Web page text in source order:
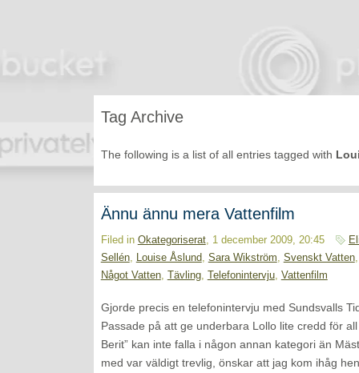
Tag Archive
The following is a list of all entries tagged with
Ännu ännu mera Vattenfilm
Filed in Okategoriserat, 1 december 2009, 20:45
Sellén, Louise Åslund, Sara Wikström Svenskt Vatten
Något Vatten, Tävling, Telefonintervju, Vattenfilm
Gjorde precis en telefonintervju med Sundsvalls
Passade på att ge underbara Lollo lite credd för
Berit” kan inte falla i någon annan kategori än
med var väldigt trevlig, önskar att jag kom ihåg